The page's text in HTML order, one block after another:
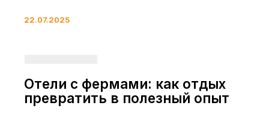
22.07.2025
Отели с фермами: как отдых
превратить в полезный опыт